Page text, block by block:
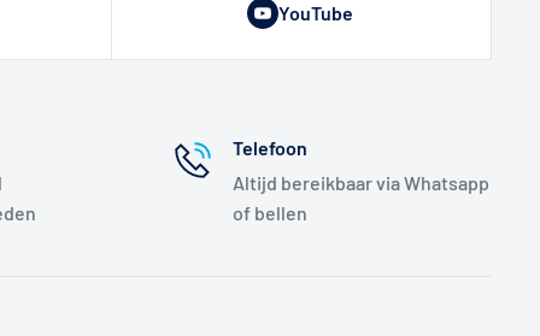
YouTube
Telefoon
Altijd bereikbaar via Whatsapp
of bellen